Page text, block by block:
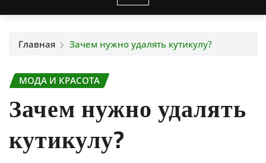
Главная Зачем нужно удалять кутикулу?
МОДА И КРАСОТА
Зачем нужно удалять
кутикулу?